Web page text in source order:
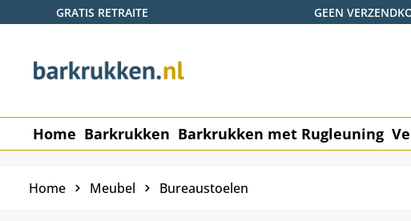
de hoofdinhoud
Ga naar de zoekopdracht
Ga naar de hoofdnavigatie
GRATIS RETRAITE GEEN
Home Barkrukken Barkrukken met Rugleuning
Home Meubel Bureaustoelen